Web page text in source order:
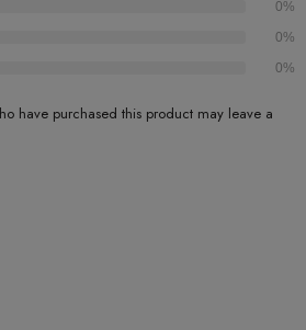
0%
0%
0%
have purchased this product may leave a